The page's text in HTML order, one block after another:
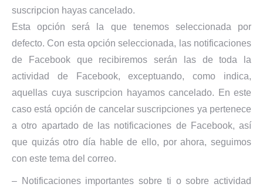
suscripcion hayas cancelado.
Esta opción será la que tenemos seleccionada por
defecto. Con esta opción seleccionada, las notificaciones
de Facebook que recibiremos serán las de toda la
actividad de Facebook, exceptuando, como indica,
aquellas cuya suscripcion hayamos cancelado. En este
caso está opción de cancelar suscripciones ya pertenece
a otro apartado de las notificaciones de Facebook, así
que quizás otro día hable de ello, por ahora, seguimos
con este tema del correo.
– Notificaciones importantes sobre ti o sobre actividad